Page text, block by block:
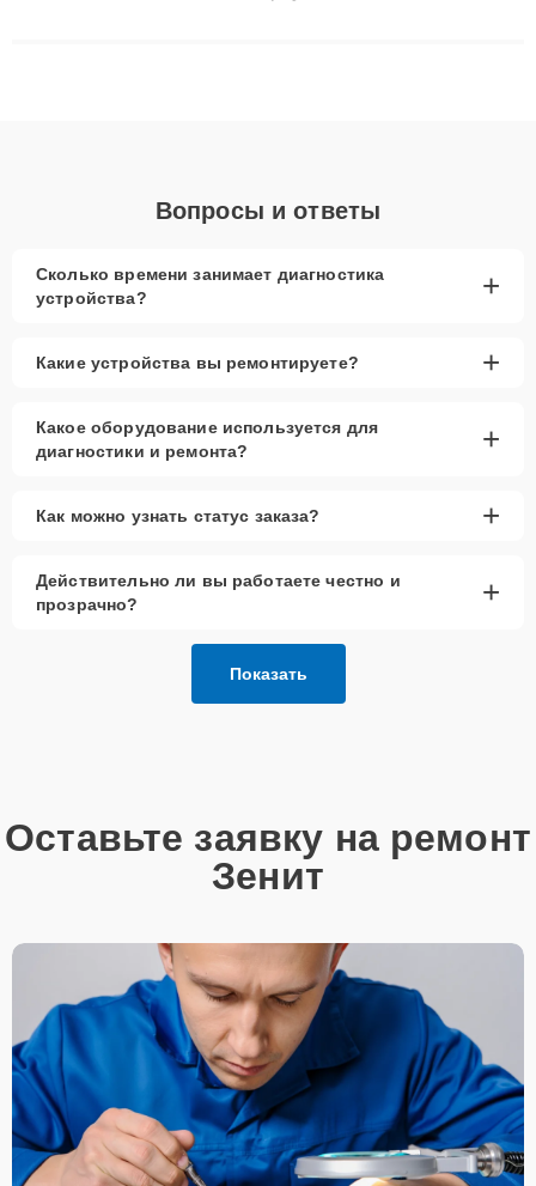
Вопросы и ответы
Сколько времени занимает диагностика
устройства?
+
Какие устройства вы ремонтируете? +
Какое оборудование используется для
диагностики и ремонта?
+
Как можно узнать статус заказа? +
Действительно ли вы работаете честно и
прозрачно?
+
Показать
Оставьте заявку на ремонт
Зенит